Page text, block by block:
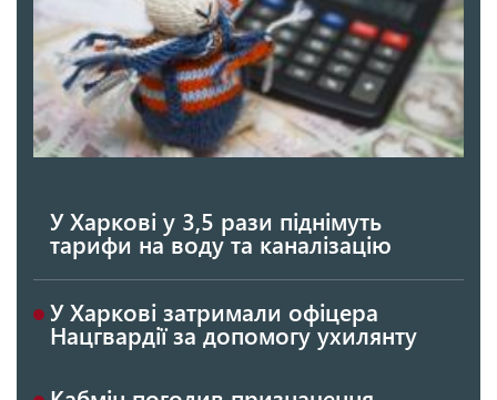
У Харкові у 3,5 рази піднімуть
тарифи на воду та каналізацію
У Харкові затримали офіцера
Нацгвардії за допомогу ухилянту